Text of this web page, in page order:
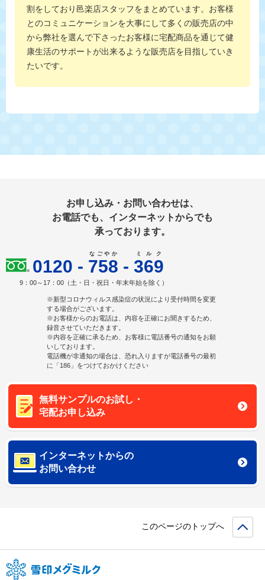
割をしており邑楽店スタッフをまとめています。お客様
とのコミュニケーションを大事にして多くの販売店の中
から弊社を選んで下さったお客様に宅配商品を通じて健
康生活のサポートが出来るような販売店を目指していき
たいです。
お申し込み・お問い合わせは、
お電話でも、インターネットからでも
承っております。
0120 - 758
なごやか
- 369
ミルク
9：00～17：00（土・日・祝日・年末年始を除く）
※新型コロナウィルス感染症の状況により受付時間を変更
する場合がございます。
※お客様からのお電話は、内容を正確にお聞きするため、
録音させていただきます。
※内容を正確に承るため、お客様に電話番号の通知をお願
いしております。
電話機が非通知の場合は、恐れ入りますが電話番号の最初
に「186」をつけておかけください
無料サンプルのお試し・
宅配お申し込み
インターネットからの
お問い合わせ
このページのトップへ